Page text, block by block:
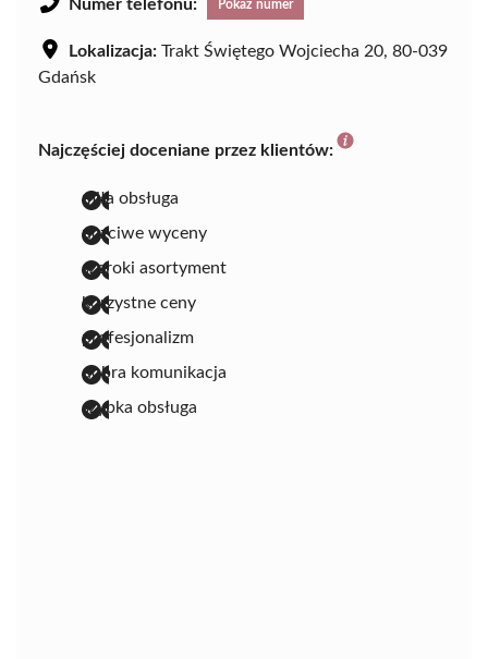
Numer telefonu: Pokaż numer
Lokalizacja: Trakt Świętego Wojciecha 20, 80-039
Gdańsk
Najczęściej doceniane przez klientów:
miła obsługa
uczciwe wyceny
szeroki asortyment
korzystne ceny
profesjonalizm
dobra komunikacja
szybka obsługa